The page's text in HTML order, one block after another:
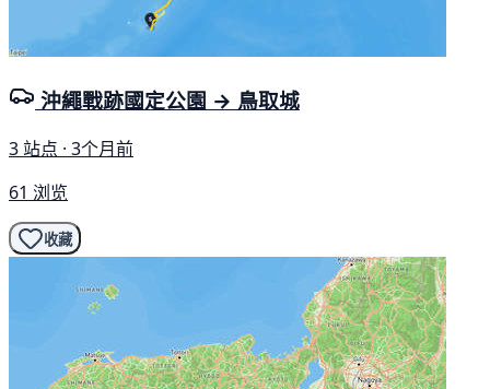
沖繩戰跡國定公園 → 鳥取城
3 站点 · 3个月前
61 浏览
收藏